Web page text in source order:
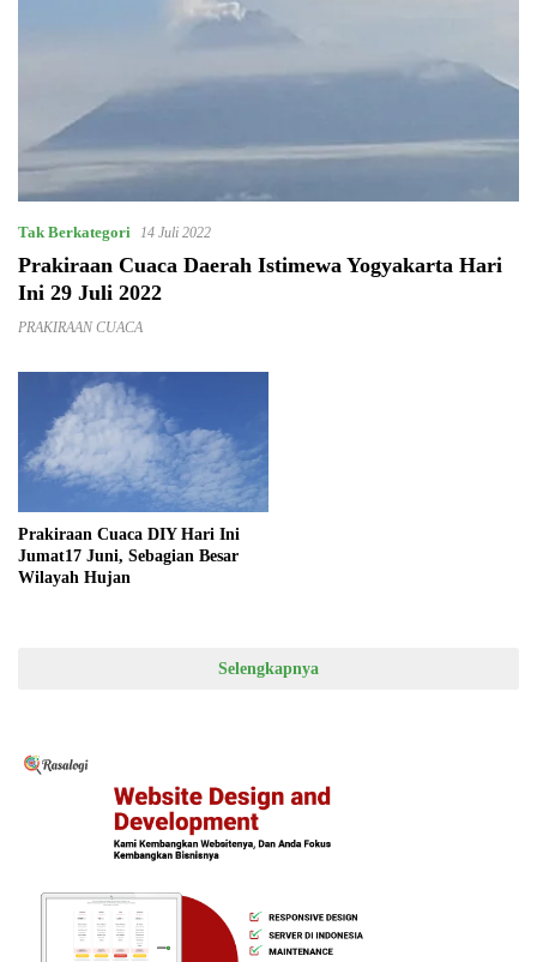
Tak Berkategori 14 Juli 2022
Prakiraan Cuaca Daerah Istimewa Yogyakarta Hari
Ini 29 Juli 2022
PRAKIRAAN CUACA
Prakiraan Cuaca DIY Hari Ini
Jumat17 Juni, Sebagian Besar
Wilayah Hujan
Selengkapnya